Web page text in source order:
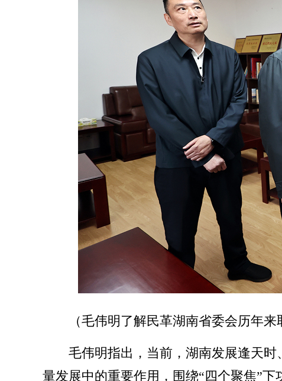
（毛伟明了解民革湖南省委会历年来
毛伟明指出，当前，湖南发展逢天
量发展中的重要作用，围绕“四个聚焦”